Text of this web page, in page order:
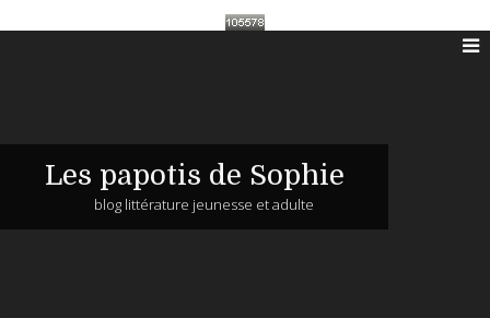
Les papotis de Sophie
blog littérature jeunesse et adulte